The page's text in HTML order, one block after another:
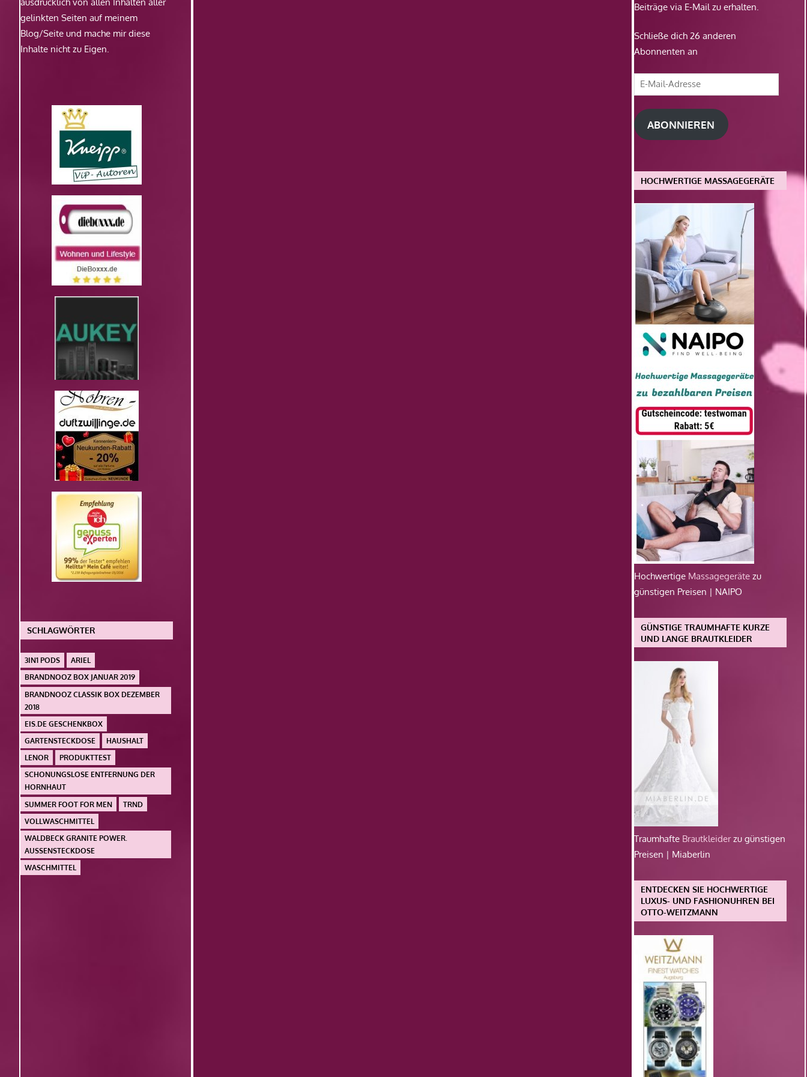
gelinkten Seiten auf meinem
Blog/Seite und mache mir diese
Inhalte nicht zu Eigen.
SCHLAGWÖRTER
3IN1 PODS
ARIEL
BRANDNOOZ BOX JANUAR 2019
BRANDNOOZ CLASSIK BOX DEZEMBER
2018
EIS.DE GESCHENKBOX
GARTENSTECKDOSE
HAUSHALT
LENOR
PRODUKTTEST
SCHONUNGSLOSE ENTFERNUNG DER
HORNHAUT
SUMMER FOOT FOR MEN
TRND
VOLLWASCHMITTEL
WALDBECK GRANITE POWER.
AUSSENSTECKDOSE
WASCHMITTEL
Beiträge via E-Mail zu erhalten.
Schließe dich 26 anderen
Abonnenten an
E-
Mail-
Adresse
ABONNIEREN
HOCHWERTIGE MASSAGEGERÄTE
Hochwertige Massagegeräte zu
günstigen Preisen | NAIPO
GÜNSTIGE TRAUMHAFTE KURZE
UND LANGE BRAUTKLEIDER
Traumhafte Brautkleiderzu günstigen
Preisen | Miaberlin
ENTDECKEN SIE HOCHWERTIGE
LUXUS- UND FASHIONUHREN BEI
OTTO-WEITZMANN